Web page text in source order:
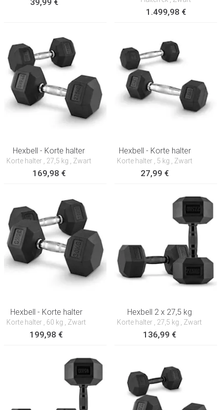
39,99 €
1.499,98 €
Hexbell - Korte halter
Korte halter , 27,5 kg , Zwart
169,98 €
Hexbell - Korte halter
Korte halter , 5 kg , Zwart
27,99 €
Hexbell - Korte halter
Korte halter , 60 kg , Zwart
199,98 €
Hexbell 2 x 27,5 kg
Korte halter , 27,5 kg , Zwart
136,99 €